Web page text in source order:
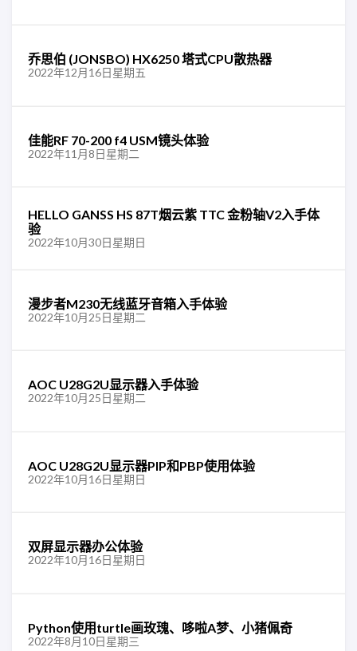
乔思伯 (JONSBO) HX6250 塔式CPU散热器
2022年12月16日星期五
佳能RF 70-200 f4 USM镜头体验
2022年11月8日星期二
HELLO GANSS HS 87T烟云紫 TTC 金粉轴V2入手体
验
2022年10月30日星期日
漫步者M230无线蓝牙音箱入手体验
2022年10月25日星期二
AOC U28G2U显示器入手体验
2022年10月25日星期二
AOC U28G2U显示器PIP和PBP使用体验
2022年10月16日星期日
双屏显示器办公体验
2022年10月16日星期日
Python使用turtle画玫瑰、哆啦A梦、小猪佩奇
2022年8月10日星期三